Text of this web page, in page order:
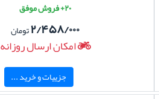
۲۰+ فروش موفق
۲/۴۵۸/۰۰۰تومان
امکان ارسال روزانه
جزییات و خرید ...